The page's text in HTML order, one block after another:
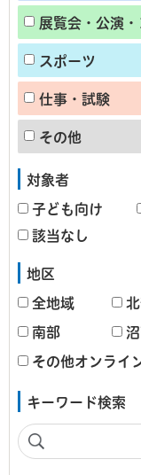
展覧会・公演
スポーツ
仕事・試験
その他
対象者
子ども向け
該当なし
地区
全地域
南部
その他オンライ
キーワード検索